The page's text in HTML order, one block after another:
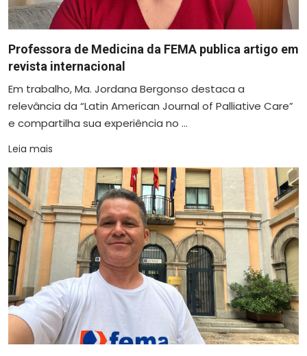
Professora de Medicina da FEMA publica artigo em
revista internacional
Em trabalho, Ma. Jordana Bergonso destaca a
relevância da “Latin American Journal of Palliative Care”
e compartilha sua experiência no ...
Leia mais